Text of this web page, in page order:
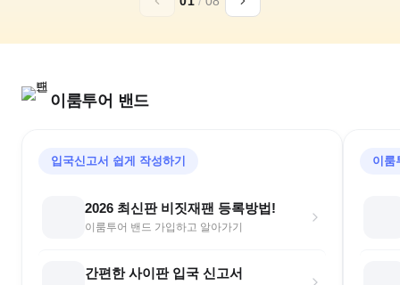
가루이자와 72
이룸투어 밴드
입국신고서 쉽게 작성하기
2026 최신판 비짓재팬 등록방법!
이룸투어 밴드 가입하고 알아가기
간편한 사이판 입국 신고서
이룸